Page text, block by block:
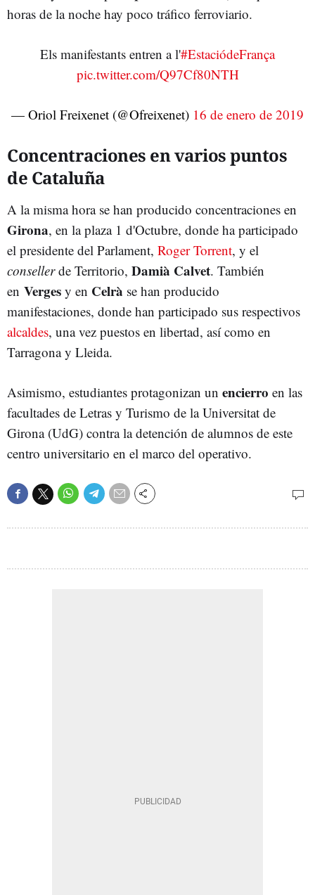
horas de la noche hay poco tráfico ferroviario.
Els manifestants entren a l'#EstaciódeFrança
pic.twitter.com/Q97Cf80NTH
— Oriol Freixenet (@Ofreixenet) 16 de enero de 2019
Concentraciones en varios puntos
de Cataluña
A la misma hora se han producido concentraciones en
Girona, en la plaza 1 d'Octubre, donde ha participado
el presidente del Parlament, Roger Torrent, y el
consellerde Territorio, Damià Calvet. También
en Verges y en Celrà se han producido
manifestaciones, donde han participado sus respectivos
alcaldes, una vez puestos en libertad, así como en
Tarragona y Lleida.
Asimismo, estudiantes protagonizan un encierro en las
facultades de Letras y Turismo de la Universitat de
Girona (UdG) contra la detención de alumnos de este
centro universitario en el marco del operativo.